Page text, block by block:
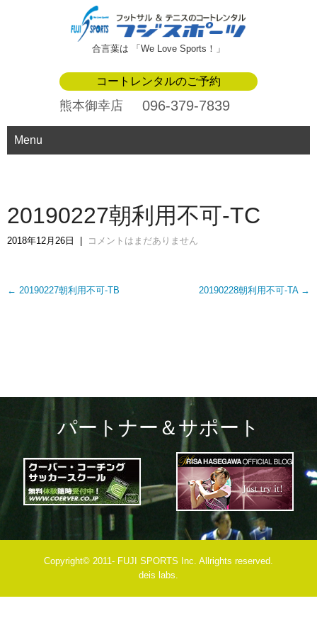
合言葉は 「We Love Sports！」
コートレンタルのご予約
熊本御幸店 096-379-7839
Menu
20190227朝利用不可-TC
2018年12月26日 コメントはまだありません
Post
← 20190227朝利用不可-TB 20190228朝利用不可-TA →
パートナー＆サポート
Copyright© 2011- FUJI SPORTS Inc. Allrights reserved.
deis labs.